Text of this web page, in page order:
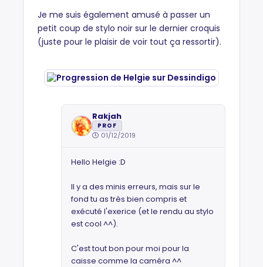
Je me suis également amusé à passer un
petit coup de stylo noir sur le dernier croquis
(juste pour le plaisir de voir tout ça ressortir).
Rakjah
PROF
01/12/2019
Hello Helgie :D
Il y a des minis erreurs, mais sur le
fond tu as très bien compris et
exécuté l'exerice (et le rendu au stylo
est cool ^^).
C'est tout bon pour moi pour la
caisse comme la caméra ^^